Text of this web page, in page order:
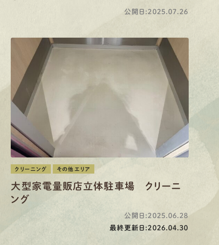
公開日:2025.07.26
クリーニング その他エリア
大型家電量販店立体駐車場 クリーニ
ング
公開日:2025.06.28
最終更新日:2026.04.30